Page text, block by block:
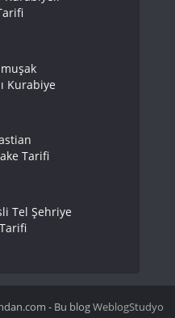
Kurabiye
Tarifi
Tel Şehriye
- Bu blogWeblogStudyo